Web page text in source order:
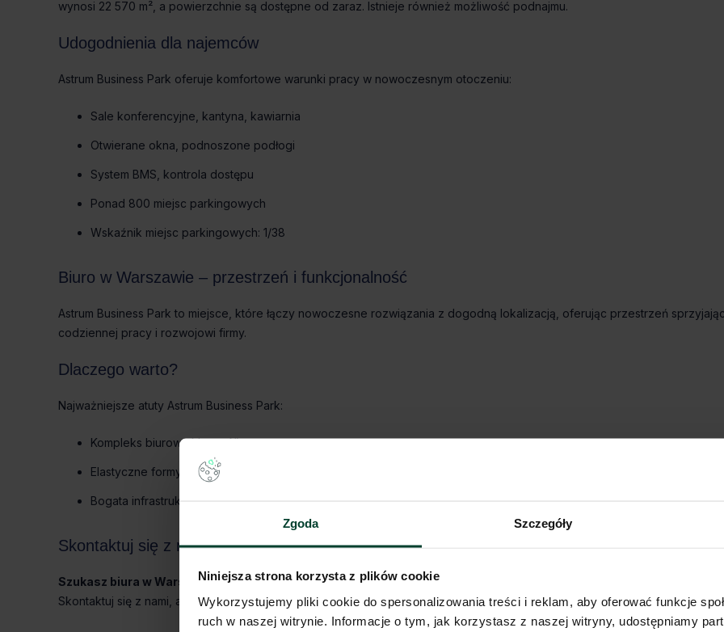
Zgoda Szczegóły
Niniejsza strona korzysta z plików cookie
Wykorzystujemy pliki cookie do spersonalizowania treści i reklam, aby oferować funkcje
ruch w naszej witrynie. Informacje o tym, jak korzystasz z naszej witryny, udostępniamy
wynosi 22 570 m², a powierzchnie są dostępne od zaraz. Istnieje również możliwość podnajmu.
Udogodnienia dla najemców
Astrum Business Park oferuje komfortowe warunki pracy w nowoczesnym otoczeniu:
Sale konferencyjne, kantyna, kawiarnia
Otwierane okna, podnoszone podłogi
System BMS, kontrola dostępu
Ponad 800 miejsc parkingowych
Wskaźnik miejsc parkingowych: 1/38
Biuro w Warszawie – przestrzeń i funkcjonalność
Astrum Business Park to miejsce, które łączy nowoczesne rozwiązania z dogodną lokalizacją, oferując przestrzeń
codziennej pracy i rozwojowi firmy.
Dlaczego warto?
Najważniejsze atuty Astrum Business Park:
Kompleks biurowy klasy „A”
Elastyczne formy najmu
Bogata infrastruktura i udogodnienia
Skontaktuj się z nami
Szukasz biura w Warszawie?Astrum Business Park to przestrzeń, która łączy komfort, dostępność i nowoczesne
Skontaktuj się z nami, aby poznać szczegóły oferty i umówić się na prezentację powierzchni.